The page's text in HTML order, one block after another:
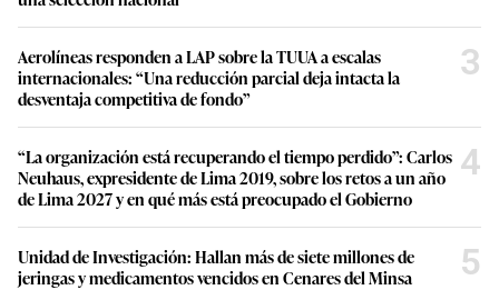
Aerolíneas responden a LAP sobre la TUUA a escalas
internacionales: “Una reducción parcial deja intacta la
desventaja competitiva de fondo”
3
“La organización está recuperando el tiempo perdido”: Carlos
Neuhaus, expresidente de Lima 2019, sobre los retos a un año
de Lima 2027 y en qué más está preocupado el Gobierno
4
Unidad de Investigación: Hallan más de siete millones de
jeringas y medicamentos vencidos en Cenares del Minsa
5